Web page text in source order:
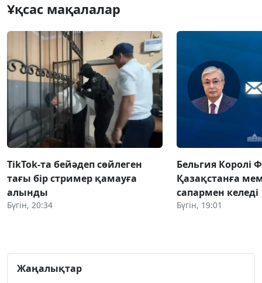
Ұқсас мақалалар
TikTok-та бейәдеп сөйлеген
тағы бір стример қамауға
алынды
Бүгін, 20:34
Бельгия Королі
Қазақстанға
сапармен келеді
Бүгін, 19:01
Жаңалықтар